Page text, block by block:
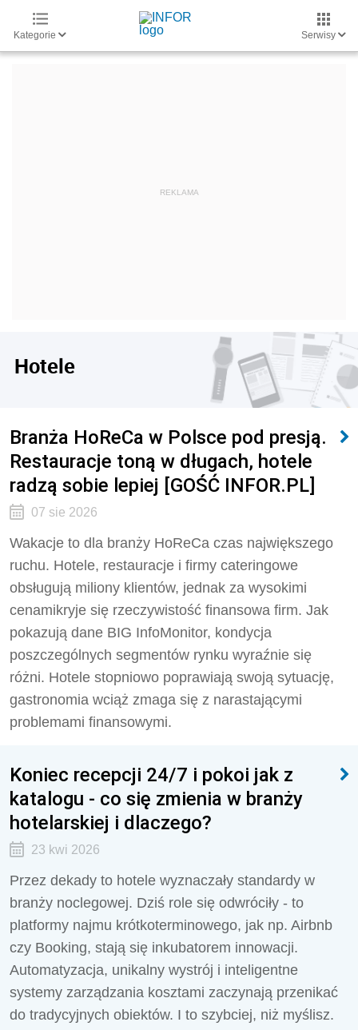
Kategorie Serwisy
Hotele
Branża HoReCa w Polsce pod presją.
Restauracje toną w długach, hotele
radzą sobie lepiej [GOŚĆ INFOR.PL]
07 sie 2026
Wakacje to dla branży HoReCa czas największego
ruchu. Hotele, restauracje i firmy cateringowe
obsługują miliony klientów, jednak za wysokimi
cenamikryje się rzeczywistość finansowa firm. Jak
pokazują dane BIG InfoMonitor, kondycja
poszczególnych segmentów rynku wyraźnie się
różni. Hotele stopniowo poprawiają swoją sytuację,
gastronomia wciąż zmaga się z narastającymi
problemami finansowymi.
Koniec recepcji 24/7 i pokoi jak z
katalogu - co się zmienia w branży
hotelarskiej i dlaczego?
23 kwi 2026
Przez dekady to hotele wyznaczały standardy w
branży noclegowej. Dziś role się odwróciły - to
platformy najmu krótkoterminowego, jak np. Airbnb
czy Booking, stają się inkubatorem innowacji.
Automatyzacja, unikalny wystrój i inteligentne
systemy zarządzania kosztami zaczynają przenikać
do tradycyjnych obiektów. I to szybciej, niż myślisz.